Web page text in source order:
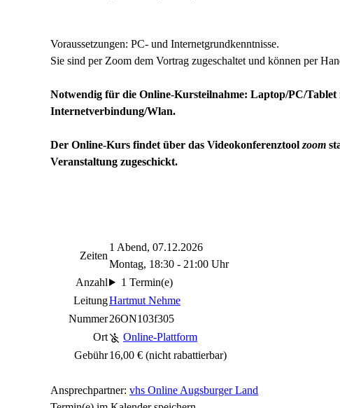
Voraussetzungen: PC- und Internetgrundkenntnisse.
Sie sind per Zoom dem Vortrag zugeschaltet und können per
Notwendig für die Online-Kursteilnahme: Laptop/PC/
Internetverbindung/Wlan.
Der Online-Kurs findet über das Videokonferenztool zoom
Veranstaltung zugeschickt.
Zeiten
1 Abend, 07.12.2026
Montag, 18:30 - 21:00 Uhr
Anzahl
1 Termin(e)
LeitungHartmut Nehme
Nummer26ON103f305
Ort
Online-Plattform
Gebühr16,00 € (nicht rabattierbar)
Ansprechpartner: vhs Online Augsburger Land